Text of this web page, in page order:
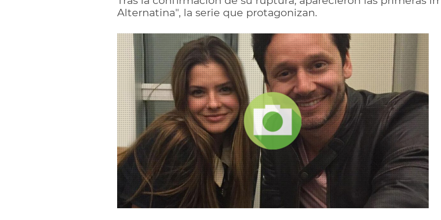
Alternatina", la serie que protagonizan.